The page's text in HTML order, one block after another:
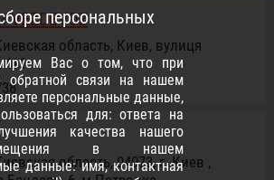
VEZDEVOZ
область, Киев, вулиця
411
область, 04073, г. Киев ,
персональных
Вас о том, что при
обратной связи на нашем
персональные данные,
для: ответа на
качества нашего
в нашем
данные: имя, контактная